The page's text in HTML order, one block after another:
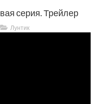
серия. Трейлер
Лунтик